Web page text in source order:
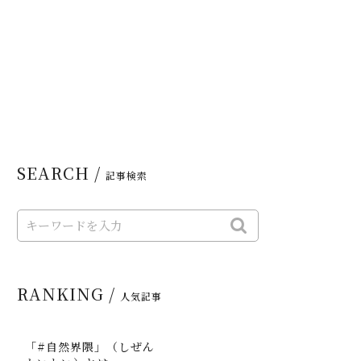
SEARCH / 記事検索
RANKING / 人気記事
「#自然界隈」（しぜん